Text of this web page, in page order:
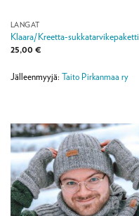
LANGAT
Klaara/Kreetta-sukkatarvikepaketti
25,00 €
Jälleenmyyjä: Taito Pirkanmaa ry